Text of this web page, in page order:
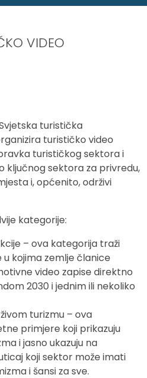
VIDEO
turistička
turističko video
turističkog sektora i
ključnog sektora za privredu,
i, općenito, održivi
kategorije:
– ova kategorija traži
kojima zemlje članice
video zapise direktno
2030 i jednim ili nekoliko
turizmu – ova
primjere koji prikazuju
i jasno ukazuju na
koji sektor može imati
i šansi za sve.